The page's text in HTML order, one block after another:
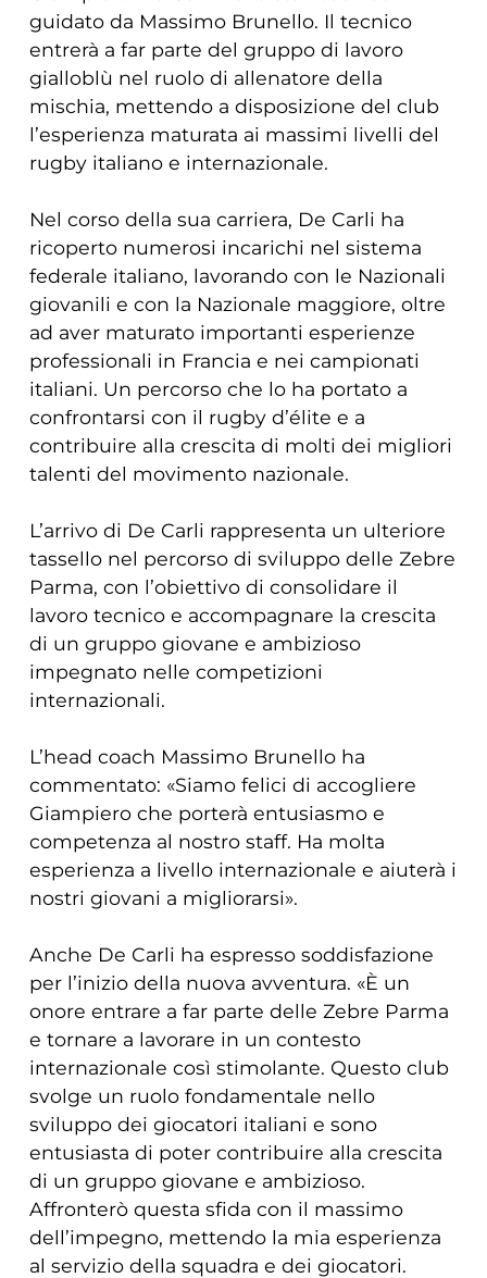
guidato da Massimo Brunello. Il tecnico
entrerà a far parte del gruppo di lavoro
gialloblù nel ruolo di allenatore della
mischia, mettendo a disposizione del club
l’esperienza maturata ai massimi livelli del
rugby italiano e internazionale.
Nel corso della sua carriera, De Carli ha
ricoperto numerosi incarichi nel sistema
federale italiano, lavorando con le Nazionali
giovanili e con la Nazionale maggiore, oltre
ad aver maturato importanti esperienze
professionali in Francia e nei campionati
italiani. Un percorso che lo ha portato a
confrontarsi con il rugby d’élite e a
contribuire alla crescita di molti dei migliori
talenti del movimento nazionale.
L’arrivo di De Carli rappresenta un ulteriore
tassello nel percorso di sviluppo delle Zebre
Parma, con l’obiettivo di consolidare il
lavoro tecnico e accompagnare la crescita
di un gruppo giovane e ambizioso
impegnato nelle competizioni
internazionali.
L’head coach Massimo Brunello ha
commentato: «Siamo felici di accogliere
Giampiero che porterà entusiasmo e
competenza al nostro staff. Ha molta
esperienza a livello internazionale e aiuterà i
nostri giovani a migliorarsi».
Anche De Carli ha espresso soddisfazione
per l’inizio della nuova avventura. «È un
onore entrare a far parte delle Zebre Parma
e tornare a lavorare in un contesto
internazionale così stimolante. Questo club
svolge un ruolo fondamentale nello
sviluppo dei giocatori italiani e sono
entusiasta di poter contribuire alla crescita
di un gruppo giovane e ambizioso.
Affronterò questa sfida con il massimo
dell’impegno, mettendo la mia esperienza
al servizio della squadra e dei giocatori.